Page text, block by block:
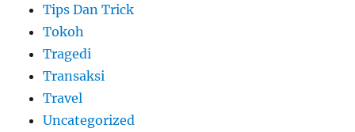
Tips Dan Trick
Tokoh
Tragedi
Transaksi
Travel
Uncategorized